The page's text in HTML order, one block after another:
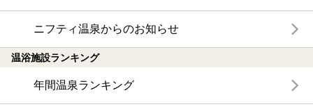
ニフティ温泉からのお知らせ
温浴施設ランキング
年間温泉ランキング